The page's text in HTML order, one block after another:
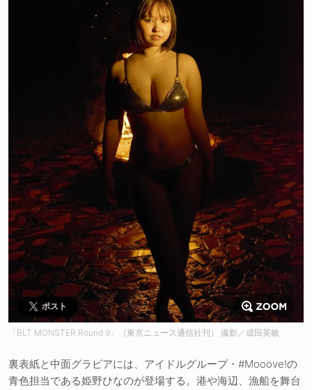
ポスト
「BLT MONSTER Round 9」（東京ニュース通信社刊） 撮影／成田英敏
裏表紙と中面グラビアには、アイドルグループ・#Mooove!の
青色担当である姫野ひなのが登場する。港や海辺、漁船を舞台